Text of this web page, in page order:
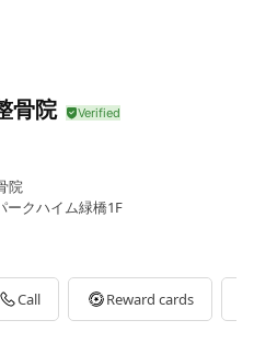
骨院
院
ークハイム緑橋1F
Call Reward cards